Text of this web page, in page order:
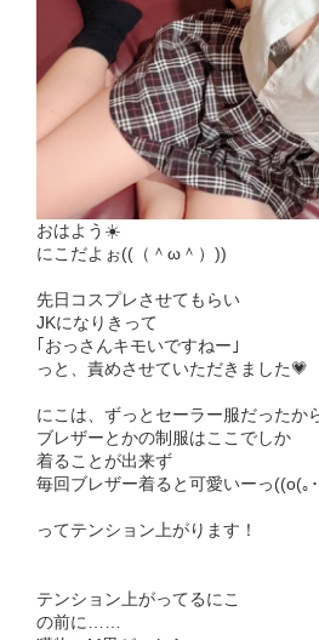
おはよう☀️
にこだよぉ((（＾ω＾）))
先日コスプレさせてもらい
JKになりきって
｢おっさんキモいですねー｣
っと、責めさせていただきました💗
にこは、ずっとセーラー服だったか
ブレザーとかの制服はここでしか
着ることが出来ず
毎回ブレザー着ると可愛いーっ((o(｡
ってテンション上がります！
テンション上がってるにこ
の前に……